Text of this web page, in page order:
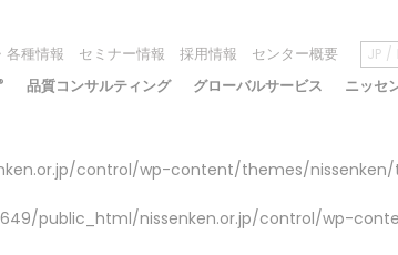
各種情報 セミナー情報 採用情報 センター概要 JP
品質コンサルティング グローバルサービス ニッセ
control/wp-content/themes/
public_html/nissenken.or.jp/control/wp-